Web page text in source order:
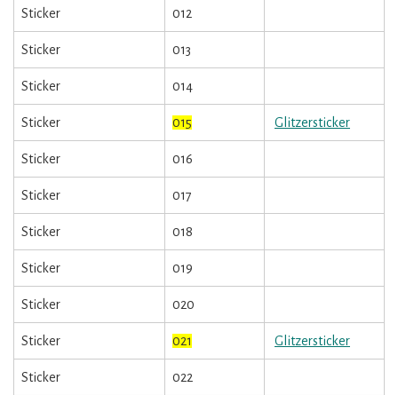
Sticker 012
Sticker 013
Sticker 014
Sticker 015 Glitzersticker
Sticker 016
Sticker 017
Sticker 018
Sticker 019
Sticker 020
Sticker 021 Glitzersticker
Sticker 022